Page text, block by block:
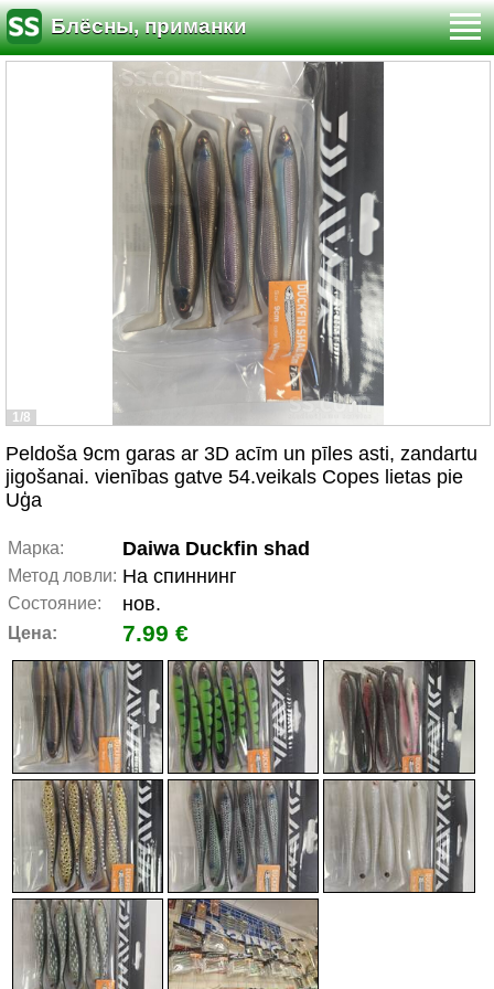
Блёсны, приманки
1/8
Peldoša 9cm garas ar 3D acīm un pīles asti, zandartu
jigošanai. vienības gatve 54.veikals Copes lietas pie
Uģa
Марка: Daiwa Duckfin shad
Метод ловли: На спиннинг
Состояние: нов.
Цена: 7.99 €